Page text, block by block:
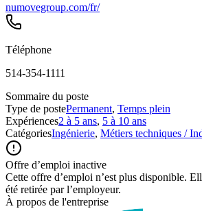
numovegroup.com/fr/
Téléphone
514-354-1111
Sommaire du poste
Type de postePermanent, Temps plein
Expériences2 à 5 ans, 5 à 10 ans
CatégoriesIngénierie, Métiers techniques /
Offre d’emploi inactive
Cette offre d’emploi n’est plus disponible.
été retirée par l’employeur.
À propos de l'entreprise